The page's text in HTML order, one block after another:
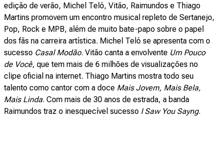
edição de verão, Michel Teló, Vitão, Raimundos e Thiago
Martins promovem um encontro musical repleto de Sertanejo,
Pop, Rock e MPB, além de muito bate-papo sobre o papel
dos fãs na carreira artística. Michel Teló se apresenta com o
sucesso Casal Modão. Vitão canta a envolvente Um Pouco
de Você, que tem mais de 6 milhões de visualizações no
clipe oficial na internet. Thiago Martins mostra todo seu
talento como cantor com a doce Mais Jovem, Mais Bela,
Mais Linda. Com mais de 30 anos de estrada, a banda
Raimundos traz o inesquecível sucesso I Saw You Sayng.